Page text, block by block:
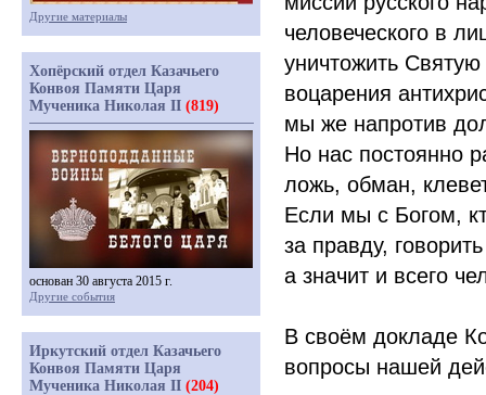
человеческого в
уничтожить
воцарения
мы же напротив
Но нас постоянно
ложь, обман,
Если мы с Богом,
за правду,
а значит и всего
В своём докладе
вопросы нашей
Другие материалы
Хопёрский отдел Казачьего
Конвоя Памяти Царя
Мученика Николая II (819)
основан 30 августа 2015 г.
Другие события
Иркутский отдел Казачьего
Конвоя Памяти Царя
Мученика Николая II (204)